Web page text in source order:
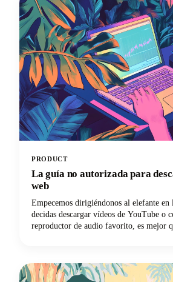
PRODUCT
La guía no autorizada para
web
Empecemos dirigiéndonos al elefante
decidas descargar vídeos de YouTube o
reproductor de audio favorito, es mejor